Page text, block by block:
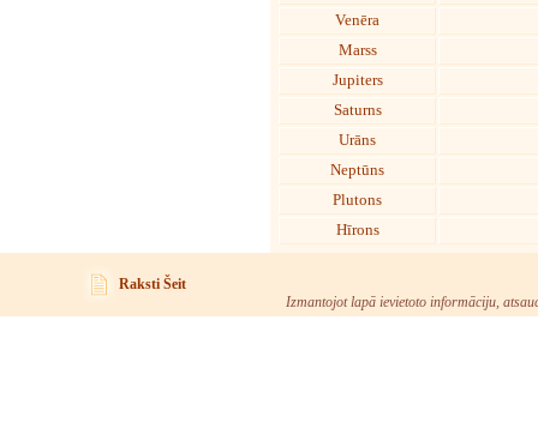
Venēra
Marss
Jupiters
Saturns
Urāns
Neptūns
Plutons
Hīrons
Raksti Šeit
Izmantojot lapā ievietoto informāciju,